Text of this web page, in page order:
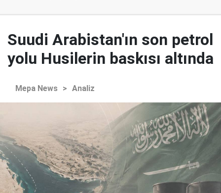
Suudi Arabistan'ın son petrol
yolu Husilerin baskısı altında
Mepa News > Analiz